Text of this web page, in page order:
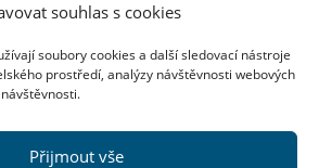
souhlas s cookies
soubory cookies a další sledovací nástroje
prostředí, analýzy návštěvnosti webových
Přijmout vše
Filozofická fakulta
Jana Palacha 1/2
116 38 Praha 1
DIČ: CZ00216208